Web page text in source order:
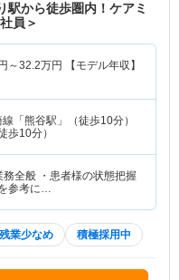
駅から徒歩圏内！ケアミ
員＞
～32.2万円
【モデル年収】
線「熊谷駅」（徒歩10分）
歩10分）
全般 ・患者様の状態把握
参考に…
残業少なめ 積極採用中